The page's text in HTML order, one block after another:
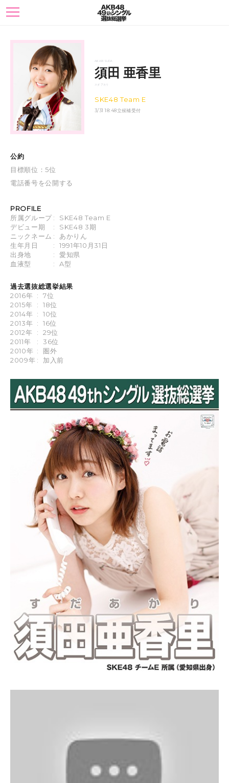
toggle
navigation
AKARI SUDA
須田 亜香里
スダ アカリ
SKE48 Team E
3/31 18:48立候補受付
公約
目標順位：5位
電話番号を公開する
PROFILE
所属グループ:
SKE48 Team E
デビュー期
:
SKE48 3期
ニックネーム :
あかりん
生年月日
:
1991年10月31日
出身地
:
愛知県
血液型
: A型
過去選抜総選挙結果
2016年 :
7位
2015年
:
18位
2014年 :
10位
2013年 :
16位
2012年
:
29位
2011年
:
36位
2010年 :
圏外
2009年 : 加入前